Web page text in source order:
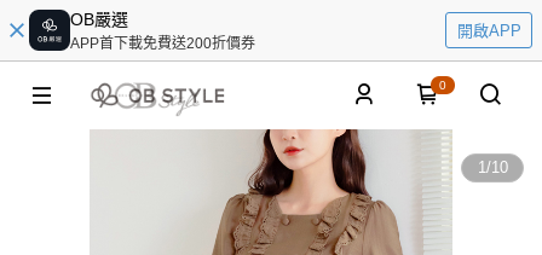
OB嚴選
APP首下載免費送200折價券
開啟APP
0
1/10